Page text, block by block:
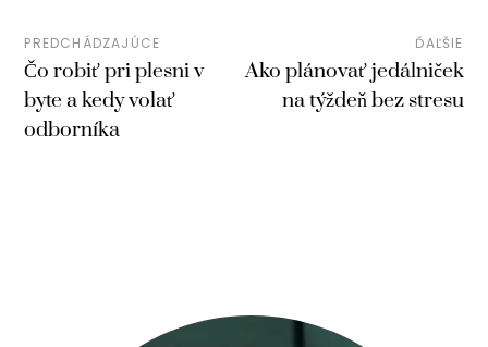
PREDCHÁDZAJÚCE
Čo robiť pri plesni v
byte a kedy volať
odborníka
ĎAĽŠIE
Ako plánovať jedálniček
na týždeň bez stresu